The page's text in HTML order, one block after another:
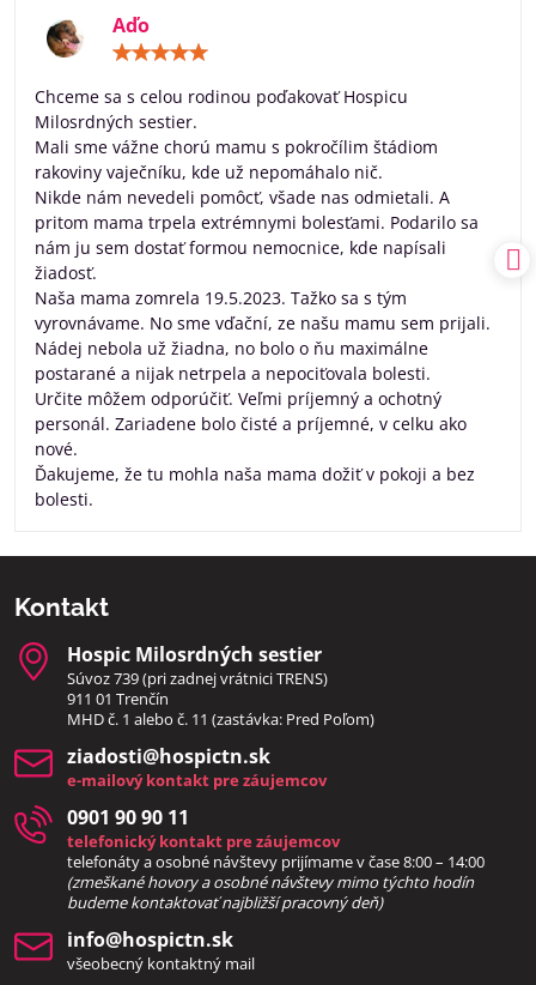
Aďo
5
Chceme sa s celou rodinou poďakovať Hospicu
Milosrdných sestier.
Mali sme vážne chorú mamu s pokročílim štádiom
rakoviny vaječníku, kde už nepomáhalo nič.
Nikde nám nevedeli pomôcť, všade nas odmietali. A
pritom mama trpela extrémnymi bolesťami. Podarilo sa
nám ju sem dostať formou nemocnice, kde napísali
žiadosť.
Naša mama zomrela 19.5.2023. Tažko sa s tým
vyrovnávame. No sme vďační, ze našu mamu sem prijali.
Nádej nebola už žiadna, no bolo o ňu maximálne
postarané a nijak netrpela a nepociťovala bolesti.
Určite môžem odporúčiť. Veľmi príjemný a ochotný
personál. Zariadene bolo čisté a príjemné, v celku ako
nové.
Ďakujeme, že tu mohla naša mama dožiť v pokoji a bez
bolesti.
Kontakt
Hospic Milosrdných sestier
Súvoz 739 (pri zadnej vrátnici TRENS)
911 01 Trenčín
MHD č. 1 alebo č. 11 (zastávka: Pred Poľom)
ziadosti​@hospictn​.sk
e-mailový kontakt pre záujemcov
0901 90 90 11
telefonický kontakt pre záujemcov
telefonáty a osobné návštevy prijímame v čase 8:00 – 14:00
(zmeškané hovory a osobné návštevy mimo týchto hodín
budeme kontaktovať najbližší pracovný deň)
info​@hospictn​.sk
všeobecný kontaktný mail